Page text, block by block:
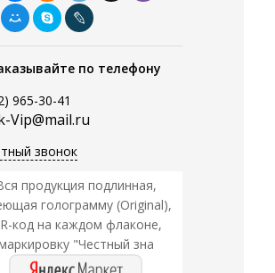
по телефону
965-30-41
Vip@mail.ru
звонок
продукция подлинная,
голограмму (Original),
код на каждом флаконе,
"Честный зна